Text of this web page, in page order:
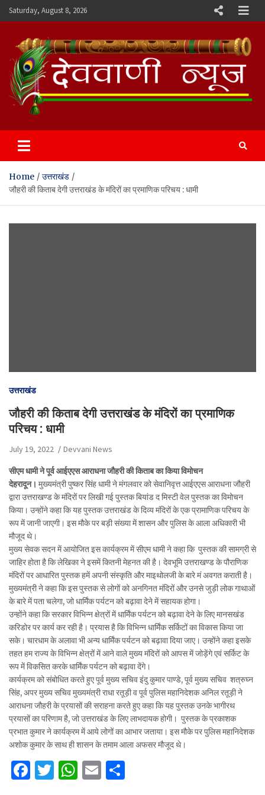
Skip
to
Saturday, August 8, 2026
Devvani News Portal
Home
उत्तराखंड
जौहरी की किताब देगी उत्तराखंड के मंदिरों का प्रमाणिक परिचय : धामी
उत्तराखंड
जौहरी की किताब देगी उत्तराखंड के मंदिरों का प्रमाणिक
परिचय : धामी
July 19, 2022 Devvani News
सीएम धामी ने पूर्व आईएएस आराधना जौहरी की किताब का किया विमोचन
देहरादून। मुख्यमंत्री पुष्कर सिंह धामी ने मंगलवार को सेवानिवृत्त आईएएस आराधना जौहरी
द्वारा उत्तराखण्ड के मंदिरों पर लिखी गई पुस्तक बियांड द मिस्टी वेल पुस्तक का विमोचन
किया। उन्होंने कहा कि यह पुस्तक उत्तराखंड के दिव्य मंदिरों के एक प्रामाणिक परिचय के
रूप में जानी जाएगी। इस मौके पर बड़ी संख्या में शासन और पुलिस के आला अधिकारी भी
मौजूद थे।
मुख्य सेवक सदन में आयोजित इस कार्यक्रम में सीएम धामी ने कहा कि पुस्तक की सामग्री से
जाहिर होता है कि लेखिका ने इसमें कितनी मेहनत की है। देवभूमि उत्तराखण्ड के पौराणिक
मंदिरों पर आधारित पुस्तक हमें अपनी संस्कृति और माइथोलजी के बारे मं अवगत कराती है।
मुख्यमंत्री ने कहा कि इस पुस्तक से लोगों को अनगिनत मंदिरों और उनसे जुड़ी लोक गाथाओं
के बारे में पता चलेगा, जो धार्मिंक पर्यटन को बढ़ावा देने में सहायक होगा।
उन्होंने कहा कि सरकार विभिन्न क्षेत्रों में धार्मिंक पर्यटन को बढ़ावा देने के लिए मानसखंड
करिडोर पर कार्य कर रही है। प्रयास है कि विभिन्न धार्मिंक सर्किटों का विकास किया जा
सके। चारधाम के अलावा भी अन्य धार्मिंक पर्यटन को बढ़ावा दिया जाए। उन्होंने कहा इसके
तहत हम राज्य के विभिन्न क्षेत्रों में आने वाले मुख्य मंदिरों को आपस में जोड़ेंगे एवं सर्किट के
रूप में विकसित करके धार्मिंक पर्यटन को बढ़ावा देंगे।
कार्यक्रम को संबोधित करते हुए पूर्व मुख्य सचिव इंदु कुमार पाण्डे, पूर्व मुख्य सचिव शत्रुघ्न
सिंह, अपर मुख्य सचिव मुख्यमंत्री राधा रतूड़ी व पूर्व पुलिस महानिदेशक अनिल रतूड़ी ने
आराधना जौहरी के प्रयासों की सराहना करते हुए कहा कि यह पुस्तक उनके भागीरथ
प्रयासों का परिणाम है, जो उत्तराखंड के लिए लाभदायक होगी। पुस्तक के प्रकाशक
प्रभात कुमार ने कार्यक्रम में आये लोगों का आभार जताया। इस मौके पर पुलिस महानिदेशक
अशोक कुमार के साथ ही शासन के तमाम आला अफसर मौजूद थे।
F
T
W E